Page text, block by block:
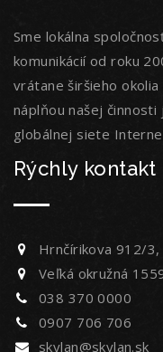
Sme lokálna
komunikácií od roku
vrátane širšieho okolia
náplňou našej
globálnej siete
Rýchly kontakt
Hrnčírikova 912/
Veľká okružná
038 370 0000
0907 706 706
skylan@skylan.sk